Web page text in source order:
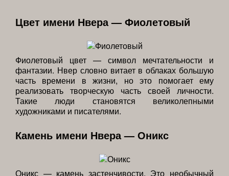
Цвет имени Нвера — Фиолетовый
Фиолетовый цвет — символ мечтательности и
фантазии. Нвер словно витает в облаках большую
часть времени в жизни, но это помогает ему
реализовать творческую часть своей личности.
Такие люди становятся великолепными
художниками и писателями.
Камень имени Нвера — Оникс
Оникс — камень застенчивости. Это необычный